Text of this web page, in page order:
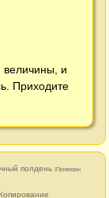
величины, и
Приходите
полдень (Примеры
Копирование